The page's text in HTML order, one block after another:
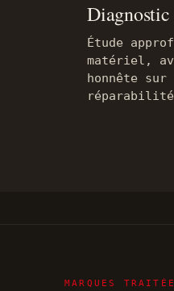
Diagnostic
Étude
matériel,
honnête sur
MARQUES